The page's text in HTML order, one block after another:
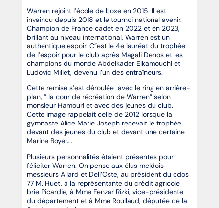
Warren rejoint l’école de boxe en 2015. Il est
invaincu depuis 2018 et le tournoi national avenir.
Champion de France cadet en 2022 et en 2023,
brillant au niveau international, Warren est un
authentique espoir. C”est le 4e lauréat du trophée
de l’espoir pour le club après Magali Denos et les
champions du monde Abdelkader Elkamouchi et
Ludovic Millet, devenu l’un des entraîneurs.
Cette remise s’est déroulée avec le ring en arrière-
plan, ” la cour de récréation de Warren” selon
monsieur Hamouri et avec des jeunes du club.
Cette image rappelait celle de 2012 lorsque la
gymnaste Alice Marie Joseph recevait le trophée
devant des jeunes du club et devant une certaine
Marine Boyer….
Plusieurs personnalités étaient présentes pour
féliciter Warren. On pense aux élus meldois
messieurs Allard et Dell’Oste, au président du cdos
77 M. Huet, à la représentante du crédit agricole
brie Picardie, à Mme Fenzar Rizki, vice-présidente
du département et à Mme Roullaud, députée de la